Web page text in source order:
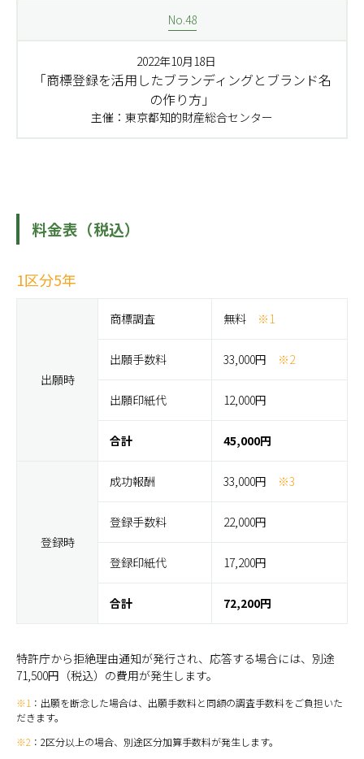
No.48
2022年10月18日
「商標登録を活用したブランディングとブランド名
の作り方」
主催：東京都知的財産総合センター
料金表（税込）
1区分5年
出願時
商標調査 無料 ※1
出願手数料 33,000円 ※2
出願印紙代 12,000円
合計 45,000円
登録時
成功報酬 33,000円 ※3
登録手数料 22,000円
登録印紙代 17,200円
合計 72,200円
特許庁から拒絶理由通知が発行され、応答する場合には、別途
71,500円（税込）の費用が発生します。
※1 ：出願を断念した場合は、出願手数料と同額の調査手数料をご負担いた
だきます。
※2 ：2区分以上の場合、別途区分加算手数料が発生します。